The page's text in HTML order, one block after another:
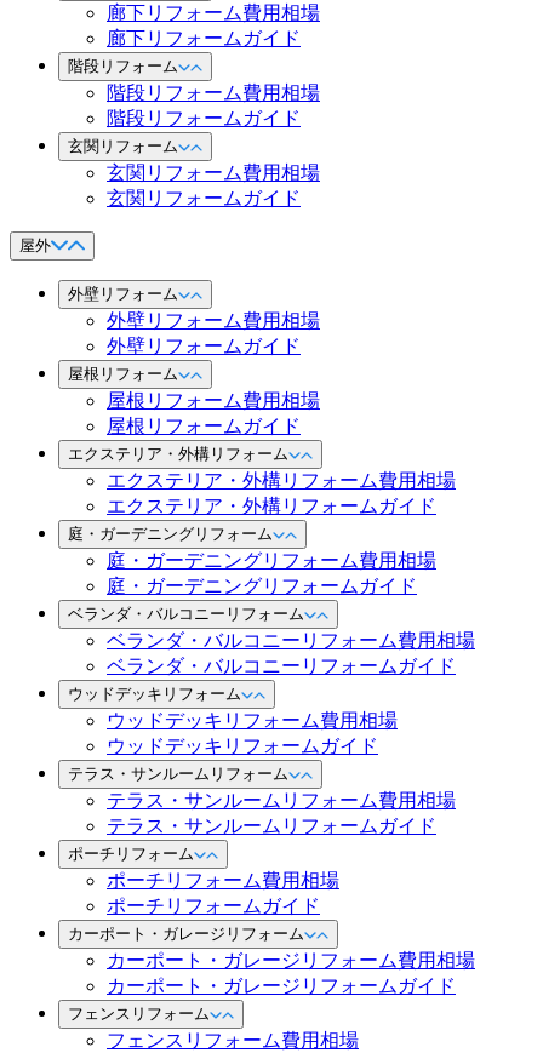
廊下リフォーム費用相場
廊下リフォームガイド
階段リフォーム
階段リフォーム費用相場
階段リフォームガイド
玄関リフォーム
玄関リフォーム費用相場
玄関リフォームガイド
屋外
外壁リフォーム
外壁リフォーム費用相場
外壁リフォームガイド
屋根リフォーム
屋根リフォーム費用相場
屋根リフォームガイド
エクステリア・外構リフォーム
エクステリア・外構リフォーム費用相場
エクステリア・外構リフォームガイド
庭・ガーデニングリフォーム
庭・ガーデニングリフォーム費用相場
庭・ガーデニングリフォームガイド
ベランダ・バルコニーリフォーム
ベランダ・バルコニーリフォーム費用相場
ベランダ・バルコニーリフォームガイド
ウッドデッキリフォーム
ウッドデッキリフォーム費用相場
ウッドデッキリフォームガイド
テラス・サンルームリフォーム
テラス・サンルームリフォーム費用相場
テラス・サンルームリフォームガイド
ポーチリフォーム
ポーチリフォーム費用相場
ポーチリフォームガイド
カーポート・ガレージリフォーム
カーポート・ガレージリフォーム費用相場
カーポート・ガレージリフォームガイド
フェンスリフォーム
フェンスリフォーム費用相場